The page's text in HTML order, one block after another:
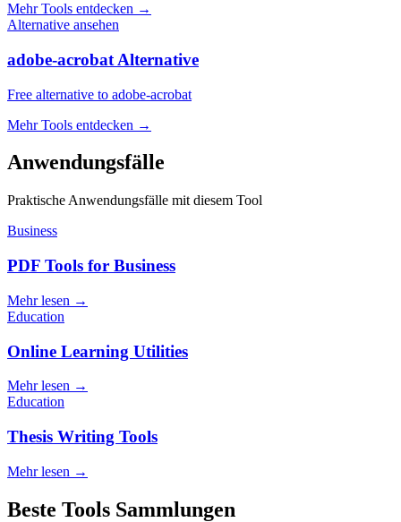
Mehr Tools entdecken →
Alternative ansehen
adobe-acrobat Alternative
Free alternative to adobe-acrobat
Mehr Tools entdecken →
Anwendungsfälle
Praktische Anwendungsfälle mit diesem Tool
Business
PDF Tools for Business
Mehr lesen →
Education
Online Learning Utilities
Mehr lesen →
Education
Thesis Writing Tools
Mehr lesen →
Beste Tools Sammlungen